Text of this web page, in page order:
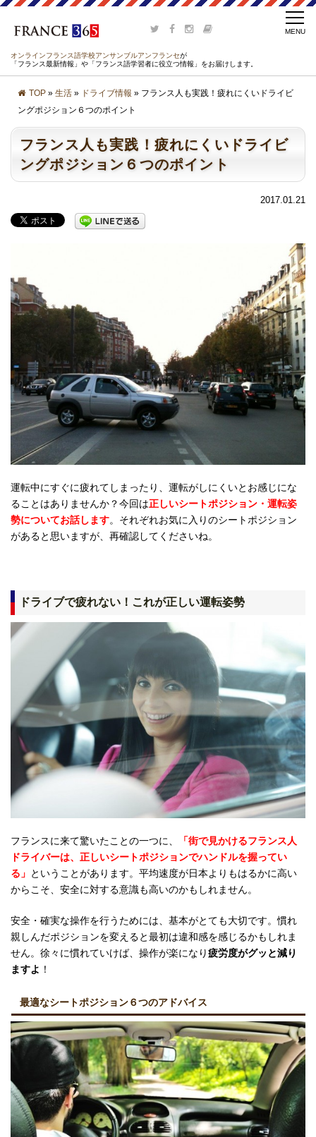
オンラインフランス語学校アンサンブルアンフランセが
「フランス最新情報」や「フランス語学習者に役立つ情報」をお届けします。
TOP » 生活 » ドライブ情報 » フランス人も実践！疲れにくいドライビ
ングポジション６つのポイント
フランス人も実践！疲れにくいドライビ
ングポジション６つのポイント
2017.01.21
運転中にすぐに疲れてしまったり、運転がしにくいとお感じにな
ることはありませんか？今回は正しいシートポジション・運転姿
勢についてお話します。それぞれお気に入りのシートポジション
があると思いますが、再確認してくださいね。
ドライブで疲れない！これが正しい運転姿勢
フランスに来て驚いたことの一つに、
「街で見かけるフランス人
ドライバーは、正しいシートポジションでハンドルを握ってい
る」 ということがあります。平均速度が日本よりもはるかに高い
からこそ、安全に対する意識も高いのかもしれません。
安全・確実な操作を行うためには、基本がとても大切です。慣れ
親しんだポジションを変えると最初は違和感を感じるかもしれま
せん。徐々に慣れていけば、操作が楽になり疲労度がグッと減り
ますよ ！
最適なシートポジション６つのアドバイス